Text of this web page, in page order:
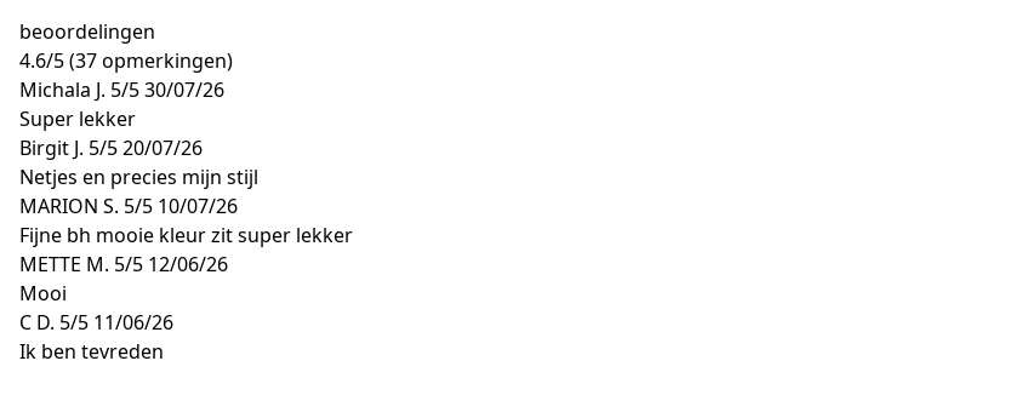
beoordelingen
4.6/5(37 opmerkingen)
Michala J. 5/530/07/26
Super lekker
Birgit J. 5/520/07/26
Netjes en precies mijn stijl
MARION S. 5/5 10/07/26
Fijne bh mooie kleur zit super lekker
METTE M. 5/5 12/06/26
Mooi
C D. 5/5 11/06/26
Ik ben tevreden